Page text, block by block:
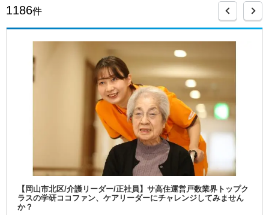
1186件
【岡山市北区/介護リーダー/正社員】サ高住運営戸数業界トップク
ラスの学研ココファン、ケアリーダーにチャレンジしてみません
か？